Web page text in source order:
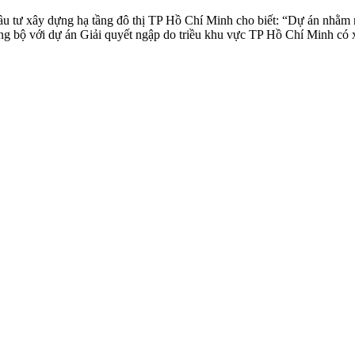
tư xây dựng hạ tầng đô thị TP Hồ Chí Minh cho biết: “Dự án
bộ với dự án Giải quyết ngập do triều khu vực TP Hồ Chí Minh có